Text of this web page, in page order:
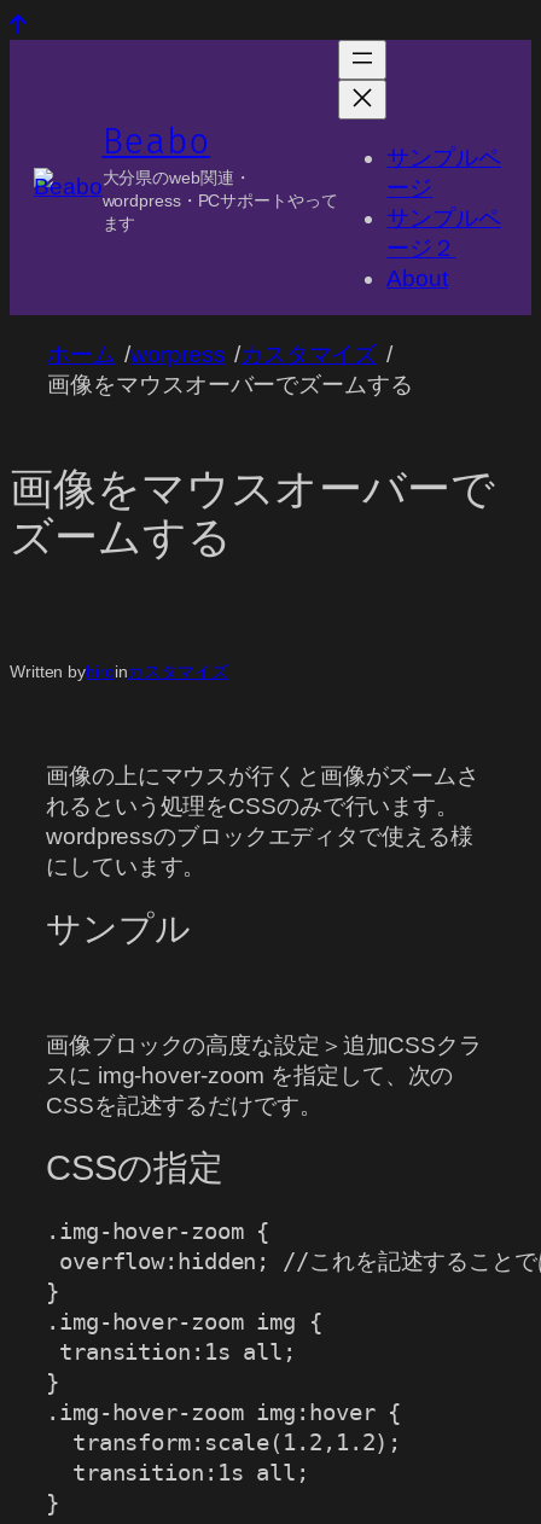
Beabo
大分県のweb関連・
wordpress・PCサポートやって
ます
サンプルペ
ージ
サンプルペ
ージ２
About
ホーム /worpress /カスタマイズ /
画像をマウスオーバーでズームする
画像をマウスオーバーで
ズームする
Written byhiroinカスタマイズ
画像の上にマウスが行くと画像がズームさ
れるという処理をCSSのみで行います。
wordpressのブロックエディタで使える様
にしています。
サンプル
画像ブロックの高度な設定＞追加CSSクラ
スに img-hover-zoom を指定して、次の
CSSを記述するだけです。
CSSの指定
.img-hover-zoom {
overflow:hidden; //これを記述することで
}
.img-hover-zoom img {
transition:1s all;
}
.img-hover-zoom img:hover {
  transform:scale(1.2,1.2);
  transition:1s all;
}